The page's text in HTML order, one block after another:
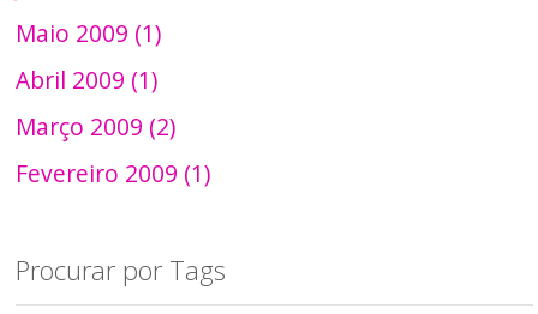
Maio 2009 (1)
Abril 2009 (1)
Março 2009 (2)
Fevereiro 2009 (1)
Procurar por Tags